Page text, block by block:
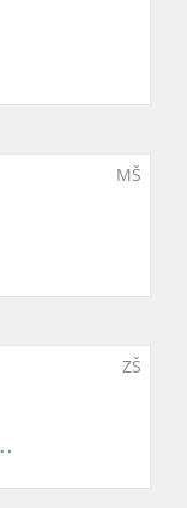
MŠ
ZŠ